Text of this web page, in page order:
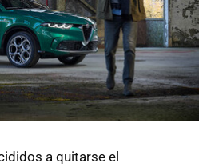
a quitarse el